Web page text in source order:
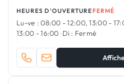
HEURES D'OUVERTURE FERMÉ
Lu-ve : 08:00 - 12:00, 13:00 -
13:00 - 16:00 ·Di : Fermé